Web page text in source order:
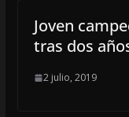
Joven
tras dos
2 julio, 2019